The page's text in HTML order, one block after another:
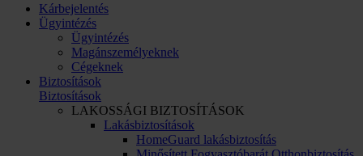
Kárbejelentés
Ügyintézés
Ügyintézés
Magánszemélyeknek
Cégeknek
Biztosítások
Biztosítások
LAKOSSÁGI BIZTOSÍTÁSOK
Lakásbiztosítások
HomeGuard lakásbiztosítás